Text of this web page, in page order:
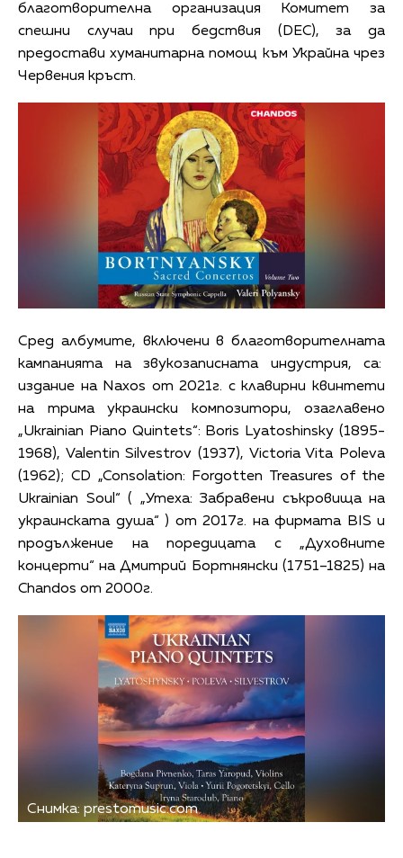
благотворителна организация Комитет за
спешни случаи при бедствия (DEC), за да
предостави хуманитарна помощ към Украйна чрез
Червения кръст.
Сред албумите, включени в благотворителната
кампанията на звукозаписната индустрия, са:
издание на Naxos от 2021г. с клавирни квинтети
на трима украински композитори, озаглавено
„Ukrainian Piano Quintets“: Boris Lyatoshinsky (1895-
1968), Valentin Silvestrov (1937), Victoria Vita Poleva
(1962); CD „Consolation: Forgotten Treasures of the
Ukrainian Soul“ ( „Утеха: Забравени съкровища на
украинската душа“ ) от 2017г. на фирмата BIS и
продължение на поредицата с „Духовните
концерти“ на Дмитрий Бортнянски (1751–1825) на
Chandos от 2000г.
Снимка: prestomusic.com